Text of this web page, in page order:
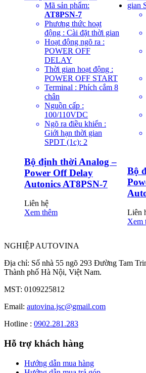
Mã sản phẩm:
AT8PSN-7
Phương thức hoạt
động : Cài đặt thời gian
Hoạt động ngõ ra :
POWER OFF
DELAY
Thời gian hoạt động :
POWER OFF START
Terminal : Phích cắm 8
chân
Nguồn cấp :
100/110VDC
Ngõ ra điều khiển :
Giới hạn thời gian
SPDT (1c): 2
Bộ định thời Analog –
Power Off Delay
Autonics AT8PSN-7
Liên hệ
Xem thêm
Bộ
Liên
Xem
NGHIỆP AUTOVINA
Địa chỉ: Số nhà 55 ngõ 293 Đường Tam
Thành phố Hà Nội, Việt Nam.
MST: 0109225812
Email: autovina.jsc@gmail.com
Hotline : 0902.281.283
Hỗ trợ khách hàng
Hướng dẫn mua hàng